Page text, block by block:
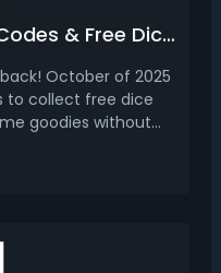
Monopoly GO Reward Codes & Free Dice Links Today (October 2025)
October of 2025
to collect free dice
goodies without
codes and dice